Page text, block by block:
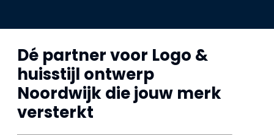
Dé partner voor Logo &
huisstijl ontwerp
Noordwijk die jouw merk
versterkt